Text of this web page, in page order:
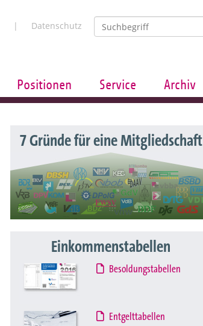
Datenschutz
Positionen Service Archiv
7 Gründe für eine Mitgliedschaft
Einkommenstabellen
Besoldungstabellen
Entgelttabellen